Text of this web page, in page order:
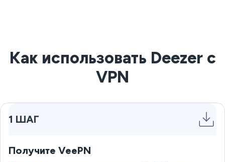
Как использовать Deezer с
VPN
1 ШАГ
Получите VeePN